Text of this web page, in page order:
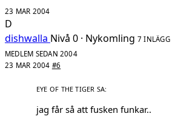
23 MAR 2004
D
dishwalla Nivå 0 · Nykomling 7 INLÄGG
MEDLEM SEDAN 2004
23 MAR 2004 #6
jag får så att fusken funkar..